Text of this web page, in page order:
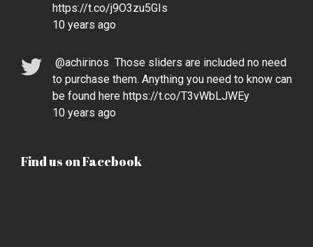
https://t.co/j9O3zu5GIs
10 years ago
@achirinos Those sliders are included no need
to purchase them. Anything you need to know can
be found here https://t.co/T3vWbLJWEy
10 years ago
Find us on Facebook